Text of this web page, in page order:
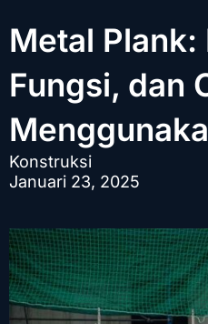
Metal
Fungsi, dan
Konstruksi
Januari 23, 2025